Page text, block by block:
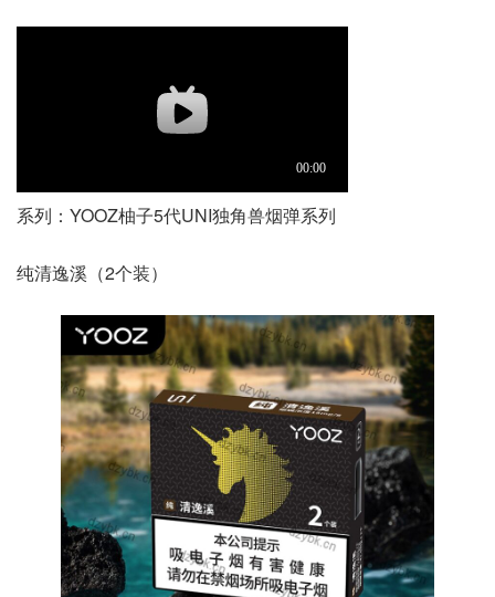
系列：YOOZ柚子5代UNI独角兽烟弹系列
纯清逸溪（2个装）